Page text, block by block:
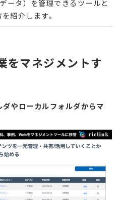
ータ）を管理できるツールと
紹介します。
をマネジメントす
やローカルフォルダからマ